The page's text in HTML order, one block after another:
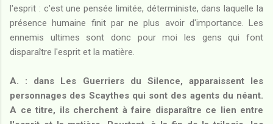
l'esprit : c'est une pensée limitée, déterministe, dans laquelle la
présence humaine finit par ne plus avoir d'importance. Les
ennemis ultimes sont donc pour moi les gens qui font
disparaître l'esprit et la matière.
A. : dans Les Guerriers du Silence, apparaissent les
personnages des Scaythes qui sont des agents du néant.
A ce titre, ils cherchent à faire disparaître ce lien entre